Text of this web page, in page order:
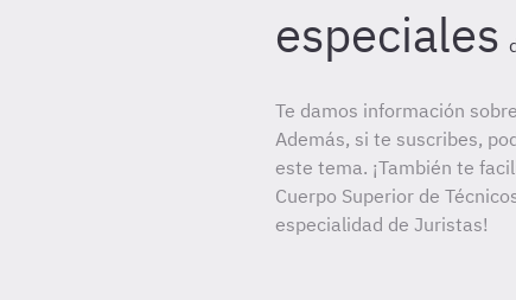
especiales
Te damos información
Además, si te suscribes,
este tema. ¡También te
Cuerpo Superior de
especialidad de Juristas!